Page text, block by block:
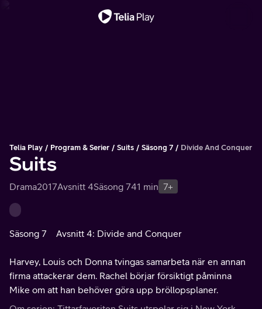
Telia Play Program & Serier Suits Säsong 7 Divide And Conquer
Suits
Drama2017Avsnitt 4Säsong 741 min 7+
Säsong 7 Avsnitt 4: Divide and Conquer
Harvey, Louis och Donna tvingas samarbeta när en annan
firma attackerar dem. Rachel börjar försiktigt påminna
Mike om att han behöver göra upp bröllopsplaner.